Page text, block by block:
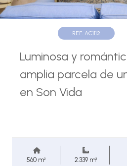
REF. AC1112
Luminosa y
amplia parcela de
en Son Vida
560 m² 2.339 m²